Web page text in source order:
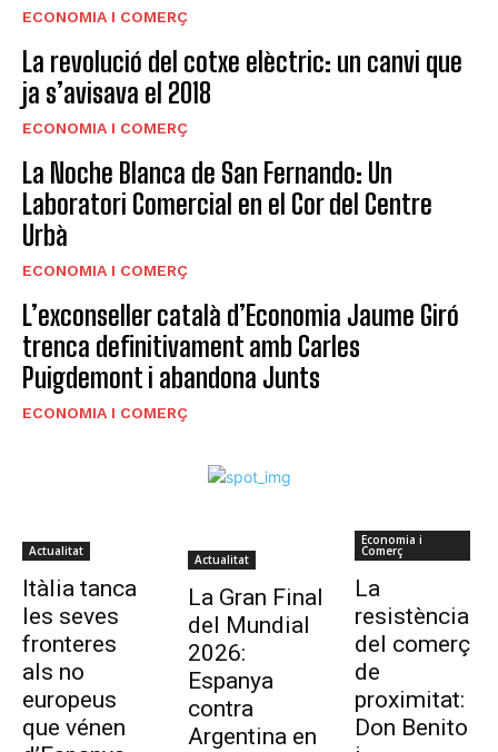
ECONOMIA I COMERÇ
La revolució del cotxe elèctric: un canvi que
ja s’avisava el 2018
ECONOMIA I COMERÇ
La Noche Blanca de San Fernando: Un
Laboratori Comercial en el Cor del Centre
Urbà
ECONOMIA I COMERÇ
L’exconseller català d’Economia Jaume Giró
trenca definitivament amb Carles
Puigdemont i abandona Junts
ECONOMIA I COMERÇ
Actualitat
Itàlia tanca
les seves
fronteres
als no
europeus
que vénen
Actualitat
La Gran Final
del Mundial
2026:
Espanya
contra
Argentina en
Economia i
Comerç
La
resistència
del comerç
de
proximitat:
Don Benito